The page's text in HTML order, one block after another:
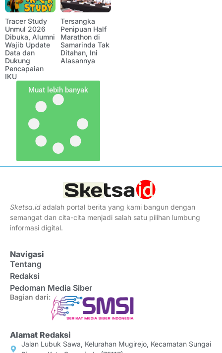
Tracer Study
Unmul 2026
Dibuka, Alumni
Wajib Update
Data dan
Dukung
Pencapaian
IKU
Tersangka
Penipuan Half
Marathon di
Samarinda Tak
Ditahan, Ini
Alasannya
Muat lebih banyak
Sketsa.id adalah portal berita yang kami bangun dengan
semangat dan cita-cita menjadi salah satu pilihan lumbung
informasi digital.
Navigasi
Tentang
Redaksi
Pedoman Media Siber
Bagian dari:
Alamat Redaksi
Jalan Lubuk Sawa, Kelurahan Mugirejo, Kecamatan Sungai